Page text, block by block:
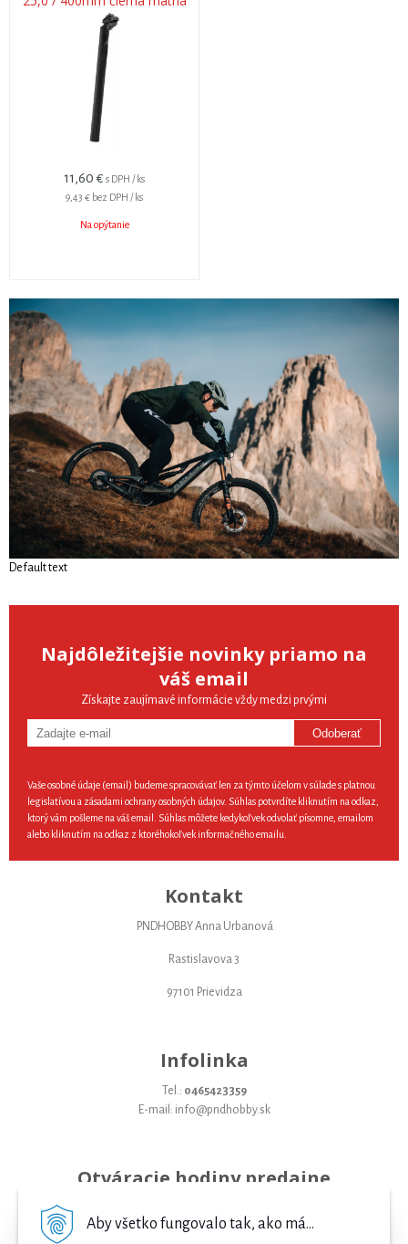
Aby všetko fungovalo tak, ako má...
11,60 € s DPH / ks
9,43 € bez DPH / ks
Na opýtanie
Default text
Najdôležitejšie novinky priamo na
váš email
Získajte zaujímavé informácie vždy medzi prvými
Odoberať
Vaše osobné údaje (email) budeme spracovávať len za týmto účelom v súlade s platnou
legislatívou a zásadami ochrany osobných údajov. Súhlas potvrdíte kliknutím na odkaz,
ktorý vám pošleme na váš email. Súhlas môžete kedykoľvek odvolať písomne, emailom
alebo kliknutím na odkaz z ktoréhokoľvek informačného emailu.
Kontakt
PNDHOBBY Anna Urbanová
Rastislavova 3
97101 Prievidza
Infolinka
Tel.: 0465423359
E-mail: info@pndhobby.sk
Otváracie hodiny predajne